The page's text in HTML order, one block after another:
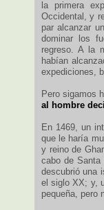
la primera
Occidental, y
par alcanzar
dominar los
regreso. A la
habían
expediciones,
Pero sigamos
al hombre
En 1469, un
que le haría
y reino de
cabo de Santa
descubrió una
el siglo XX; y,
pequeña, pero